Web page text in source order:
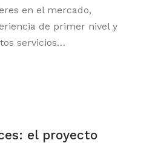
en el mercado,
de primer nivel y
servicios…
el proyecto